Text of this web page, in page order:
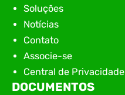
Soluções
Notícias
Contato
Associe-se
Central de Privacidade
DOCUMENTOS